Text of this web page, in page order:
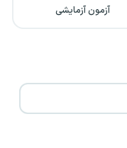
آزمون آزمایشی